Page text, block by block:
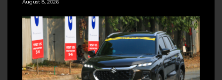
August 8, 2026